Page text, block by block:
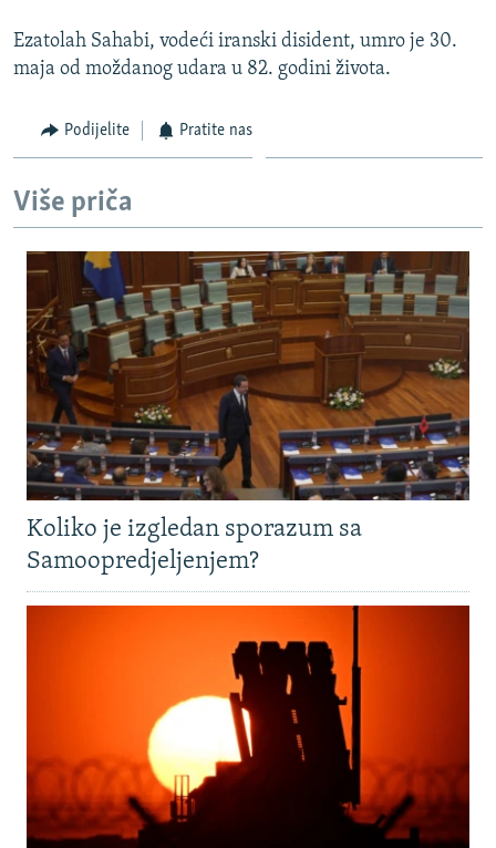
TRI DECENIJE OD RATA U BIH
NASTANAK I RASPAD JUGOSLAVIJE
Ezatolah Sahabi, vodeći iranski disident, umro je 30.
maja od moždanog udara u 82. godini života.
Podijelite Pratite nas
Više priča
Koliko je izgledan sporazum sa
Samoopredjeljenjem?